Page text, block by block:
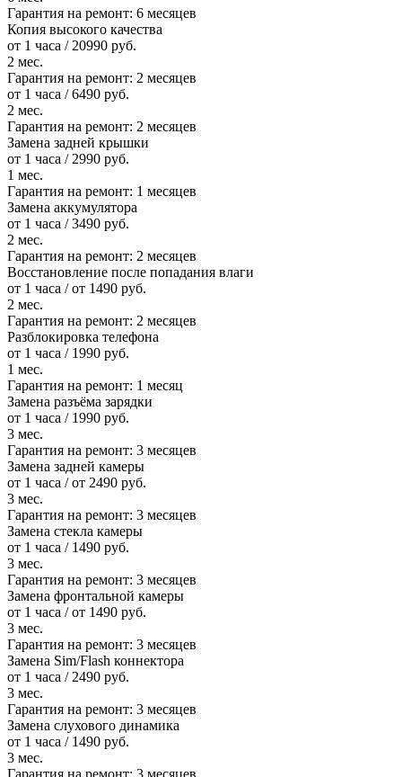
Гарантия на ремонт: 6 месяцев
Копия высокого качества
от 1 часа / 20990 руб.
2 мес.
Гарантия на ремонт: 2 месяцев
от 1 часа / 6490 руб.
2 мес.
Гарантия на ремонт: 2 месяцев
Замена задней крышки
от 1 часа / 2990 руб.
1 мес.
Гарантия на ремонт: 1 месяцев
Замена аккумулятора
от 1 часа / 3490 руб.
2 мес.
Гарантия на ремонт: 2 месяцев
Восстановление после попадания влаги
от 1 часа / от 1490 руб.
2 мес.
Гарантия на ремонт: 2 месяцев
Разблокировка телефона
от 1 часа / 1990 руб.
1 мес.
Гарантия на ремонт: 1 месяц
Замена разъёма зарядки
от 1 часа / 1990 руб.
3 мес.
Гарантия на ремонт: 3 месяцев
Замена задней камеры
от 1 часа / от 2490 руб.
3 мес.
Гарантия на ремонт: 3 месяцев
Замена стекла камеры
от 1 часа / 1490 руб.
3 мес.
Гарантия на ремонт: 3 месяцев
Замена фронтальной камеры
от 1 часа / от 1490 руб.
3 мес.
Гарантия на ремонт: 3 месяцев
Замена Sim/Flash коннектора
от 1 часа / 2490 руб.
3 мес.
Гарантия на ремонт: 3 месяцев
Замена слухового динамика
от 1 часа / 1490 руб.
3 мес.
Гарантия на ремонт: 3 месяцев